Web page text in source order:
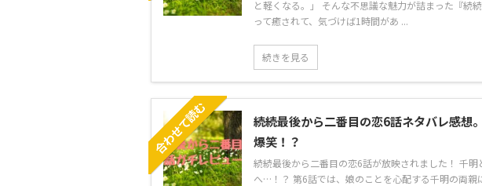
と軽くなる。」 そんな不思議な魅力が詰まった『続
って癒されて、気づけば1時間があ ...
続きを見る
合わせて読む
続続最後から二番目の恋6話ネタバレ感想
爆笑！？
続続最後から二番目の恋6話が放映されました！ 千
へ…！？ 第6話では、娘のことを心配する千明の両親